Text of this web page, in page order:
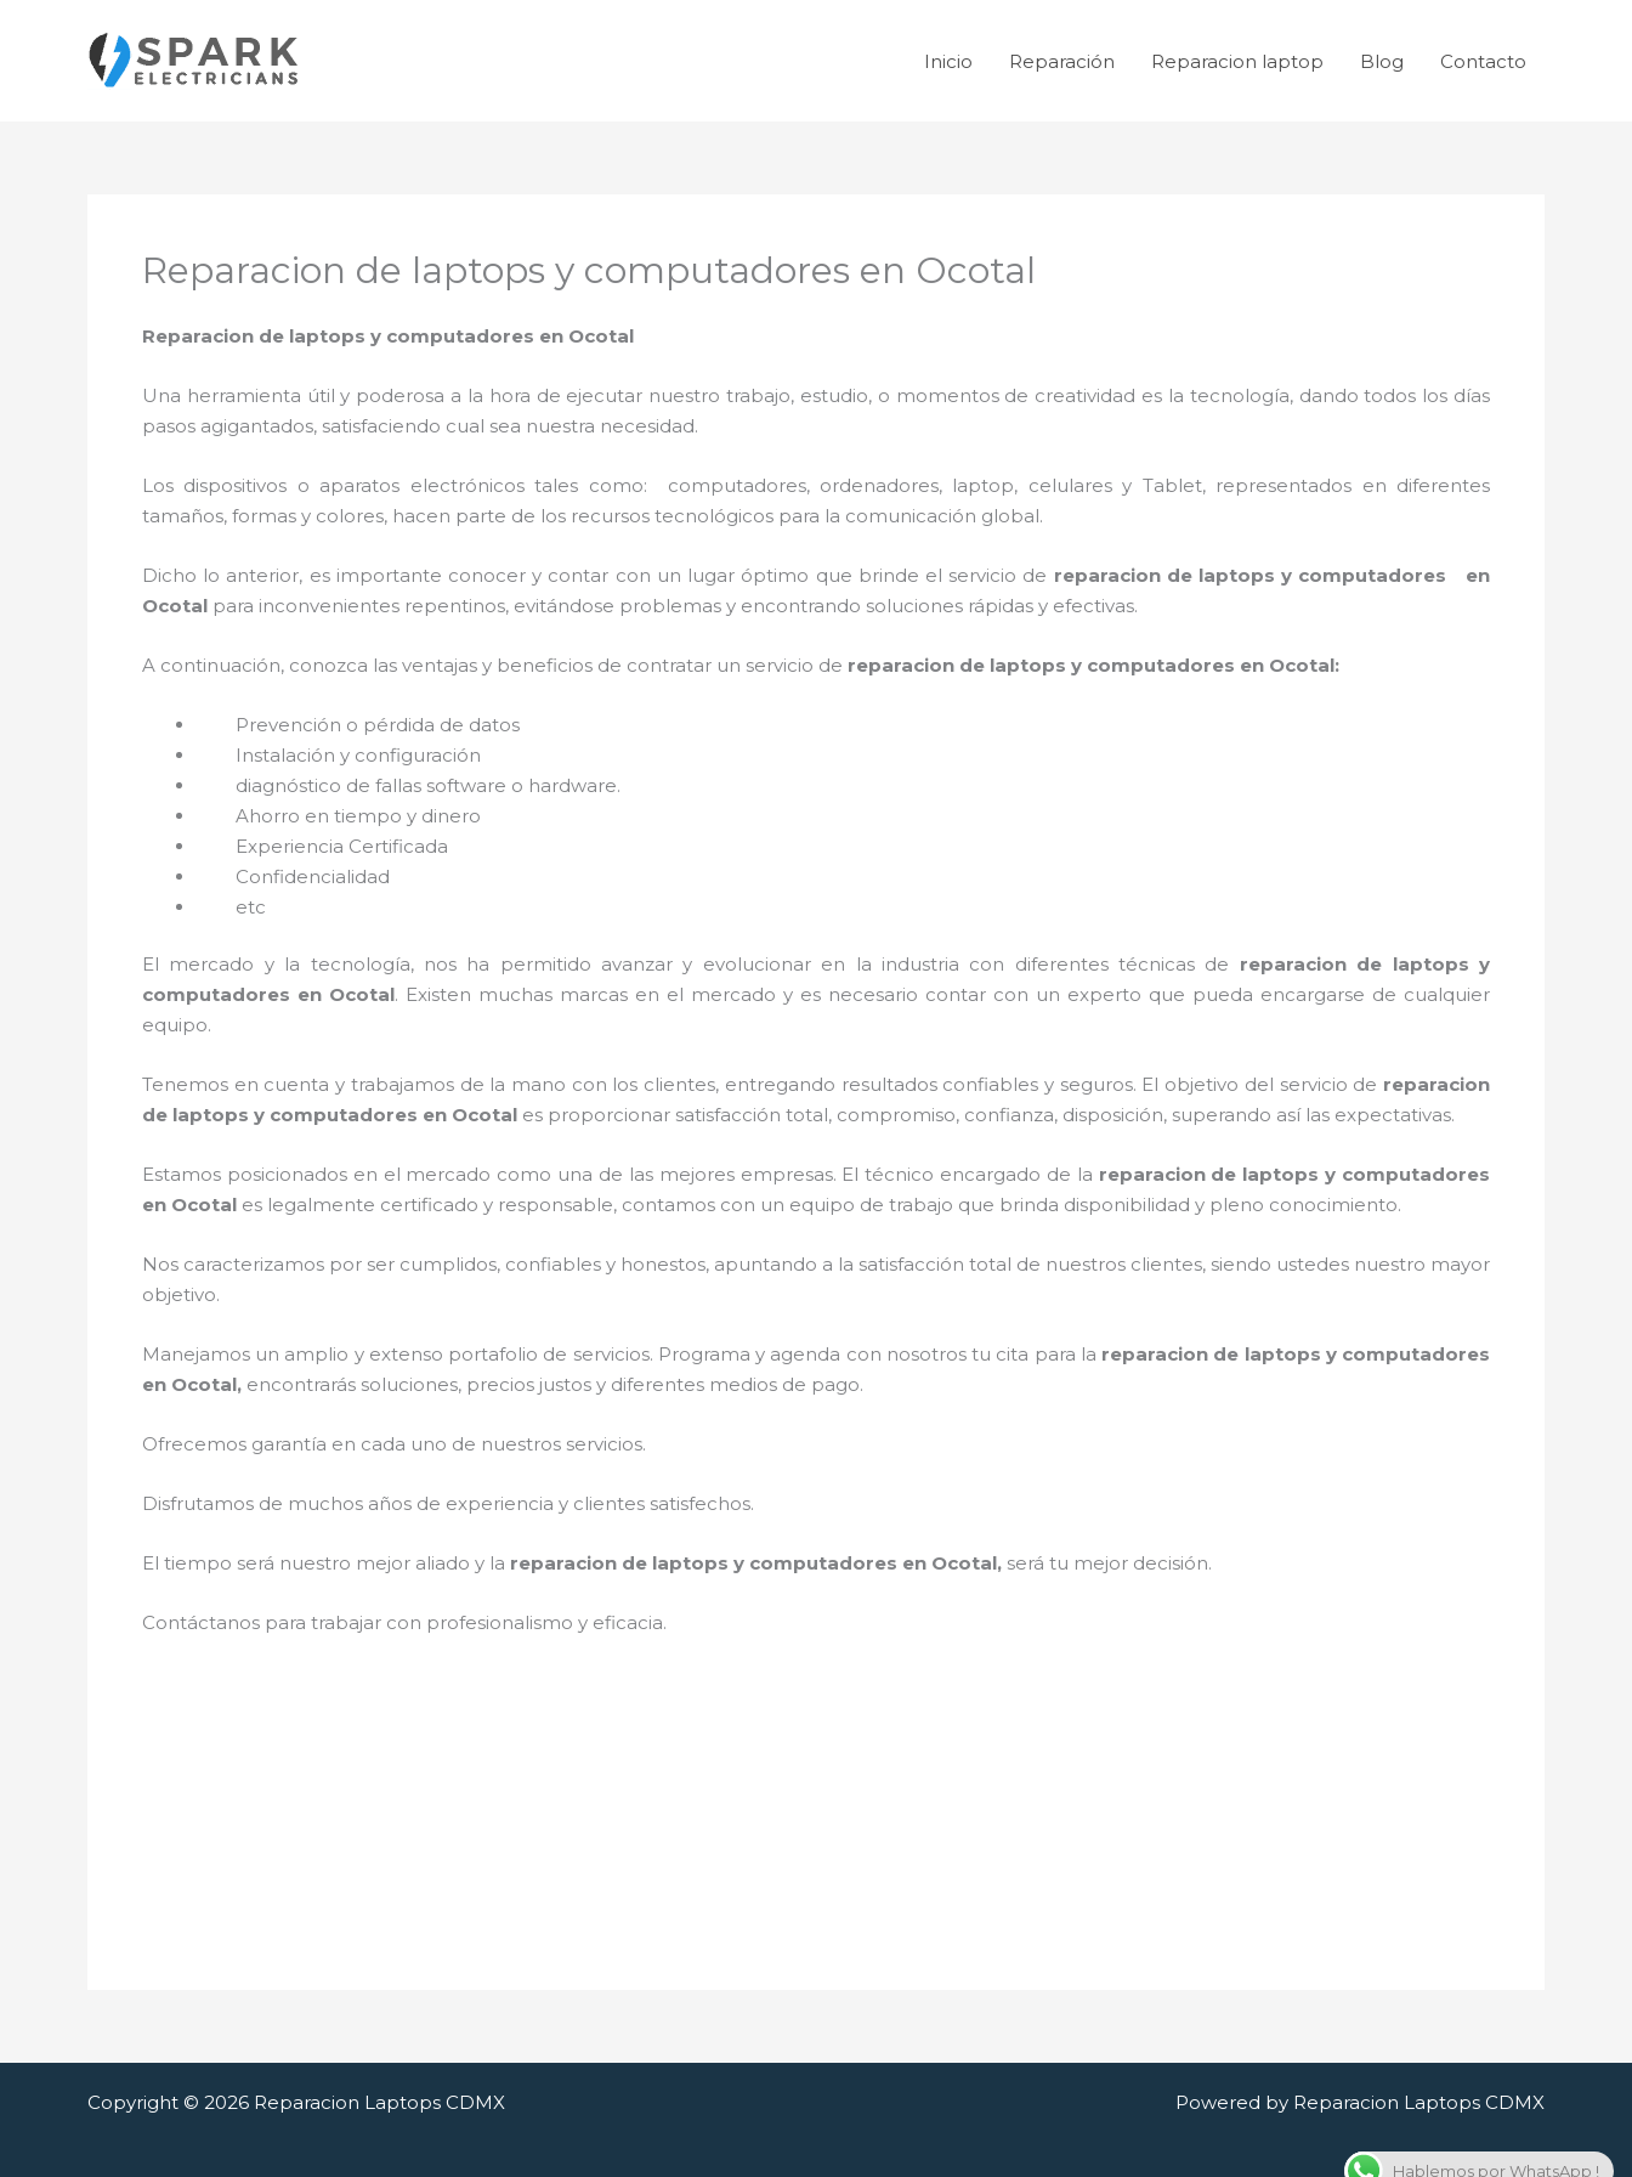
contenido
Inicio Reparación Reparacion laptop Blog Contacto
Reparacion de laptops y computadores en Ocotal
Reparacion de laptops y computadores en Ocotal
Una herramienta útil y poderosa a la hora de ejecutar nuestro trabajo, estudio, o momentos de creatividad es la tecnología, dando todos los días
pasos agigantados, satisfaciendo cual sea nuestra necesidad.
Los dispositivos o aparatos electrónicos tales como: computadores, ordenadores, laptop, celulares y Tablet, representados en diferentes
tamaños, formas y colores, hacen parte de los recursos tecnológicos para la comunicación global.
Dicho lo anterior, es importante conocer y contar con un lugar óptimo que brinde el servicio de reparacion de laptops y computadores en
Ocotal para inconvenientes repentinos, evitándose problemas y encontrando soluciones rápidas y efectivas.
A continuación, conozca las ventajas y beneficios de contratar un servicio de reparacion de laptops y computadores en Ocotal:
Prevención o pérdida de datos
Instalación y configuración
diagnóstico de fallas software o hardware.
Ahorro en tiempo y dinero
Experiencia Certificada
Confidencialidad
etc
El mercado y la tecnología, nos ha permitido avanzar y evolucionar en la industria con diferentes técnicas de reparacion de laptops y
computadores en Ocotal. Existen muchas marcas en el mercado y es necesario contar con un experto que pueda encargarse de cualquier
equipo.
Tenemos en cuenta y trabajamos de la mano con los clientes, entregando resultados confiables y seguros. El objetivo del servicio de reparacion
de laptops y computadores en Ocotal es proporcionar satisfacción total, compromiso, confianza, disposición, superando así las expectativas.
Estamos posicionados en el mercado como una de las mejores empresas. El técnico encargado de la reparacion de laptops y computadores
en Ocotal es legalmente certificado y responsable, contamos con un equipo de trabajo que brinda disponibilidad y pleno conocimiento.
Nos caracterizamos por ser cumplidos, confiables y honestos, apuntando a la satisfacción total de nuestros clientes, siendo ustedes nuestro mayor
objetivo.
Manejamos un amplio y extenso portafolio de servicios. Programa y agenda con nosotros tu cita para la reparacion de laptops y computadores
en Ocotal, encontrarás soluciones, precios justos y diferentes medios de pago.
Ofrecemos garantía en cada uno de nuestros servicios.
Disfrutamos de muchos años de experiencia y clientes satisfechos.
El tiempo será nuestro mejor aliado y la reparacion de laptops y computadores en Ocotal, será tu mejor decisión.
Contáctanos para trabajar con profesionalismo y eficacia.
Copyright © 2026 Reparacion Laptops CDMX Powered by Reparacion Laptops CDMX
Hablemos por WhatsApp !